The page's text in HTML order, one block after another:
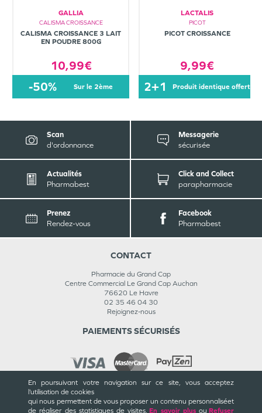
En poursuivant votre navigation sur ce site, vous acceptez
l’utilisation de cookies
qui nous permettent de vous proposer un contenu personnaliséet
de réaliser des statistiques de visites. En savoir plusou Refuser
GALLIA
CALISMA CROISSANCE
CALISMA CROISSANCE 3 LAIT
EN POUDRE 800G
10,99€
-50% sur le 2ème
LACTALIS
PICOT
PICOT CROISSANCE
9,99€
2+1 produit identique offert
Scan
d'ordonnance
Messagerie
sécurisée
Actualités
Pharmabest
Click and Collect
parapharmacie
Prenez
Rendez-vous
Facebook
Pharmabest
CONTACT
Pharmacie du Grand Cap
Centre Commercial Le Grand Cap Auchan
76620 Le Havre
02 35 46 04 30
Rejoignez-nous
PAIEMENTS SÉCURISÉS